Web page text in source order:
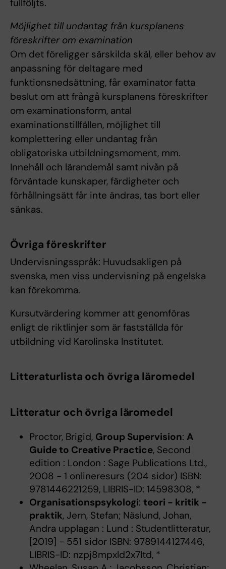
fullföljts.
Möjlighet till undantag från kursplanens
föreskrifter om examination
Om det föreligger särskilda skäl, eller behov av
anpassning för deltagare med
funktionsnedsättning, får examinator fatta
beslut om att frångå kursplanens föreskrifter
om examinationsform, antal
examinationstillfällen, möjlighet till
komplettering eller undantag från
obligatoriska utbildningsmoment, mm.
Innehåll och lärandemål samt nivån på
förväntade kunskaper, färdigheter och
förhållningsätt får inte ändras, tas bort eller
sänkas.
Övriga föreskrifter
Undervisningsspråk: Huvudsakligen på
svenska, men viss undervisning på engelska
kan förekomma.
Kursutvärdering kommer att genomföras
enligt de riktlinjer som är fastställda för
utbildning vid Karolinska Institutet.
Litteraturlista och övriga läromedel
Litteratur och övriga läromedel
Proctor, Brigid, Group Supervision: A
Guide to Creative Practice, Second
edition : London : Sage Publications Ltd.,
2008 - 1 onlineresurs (204 sidor) ISBN:
9781446221259, LIBRIS-ID: 14598308, *
Organisationspsykologi: teori - kritik -
praktik, Jern, Stefan; Näslund, Johan,
Andra upplagan : Lund : Studentlitteratur,
[2019] - 551 sidor ISBN: 9789144127446,
LIBRIS-ID: nzpj8mpxld2x7ltd, *